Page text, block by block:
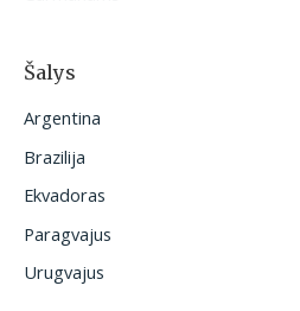
Šalys
Argentina
Brazilija
Ekvadoras
Paragvajus
Urugvajus